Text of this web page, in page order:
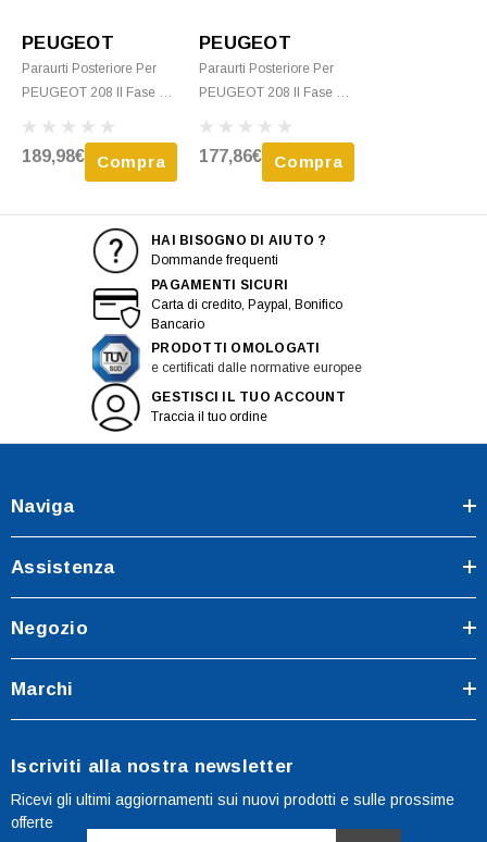
PEUGEOT
Paraurti Posteriore Per
PEUGEOT 208 II Fase 1,
Radar, Fori Allargamento,
Nuovo Da Verniciare
189,98€ Compra
PEUGEOT
Paraurti Posteriore Per
PEUGEOT 208 II Fase 1,
Radar, Fori Allargamento,
Nuovo Da Verniciare
177,86€ Compra
HAI BISOGNO DI AIUTO ?
Dommande frequenti
PAGAMENTI SICURI
Carta di credito, Paypal, Bonifico
Bancario
PRODOTTI OMOLOGATI
e certificati dalle normative europee
GESTISCI IL TUO ACCOUNT
Traccia il tuo ordine
Naviga
Assistenza
Negozio
Marchi
Iscriviti alla nostra newsletter
Ricevi gli ultimi aggiornamenti sui nuovi prodotti e sulle prossime
offerte